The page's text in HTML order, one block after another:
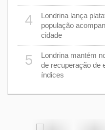
4
Londrina lança
população
cidade
5
Londrina mantém
de recuperação de
índices